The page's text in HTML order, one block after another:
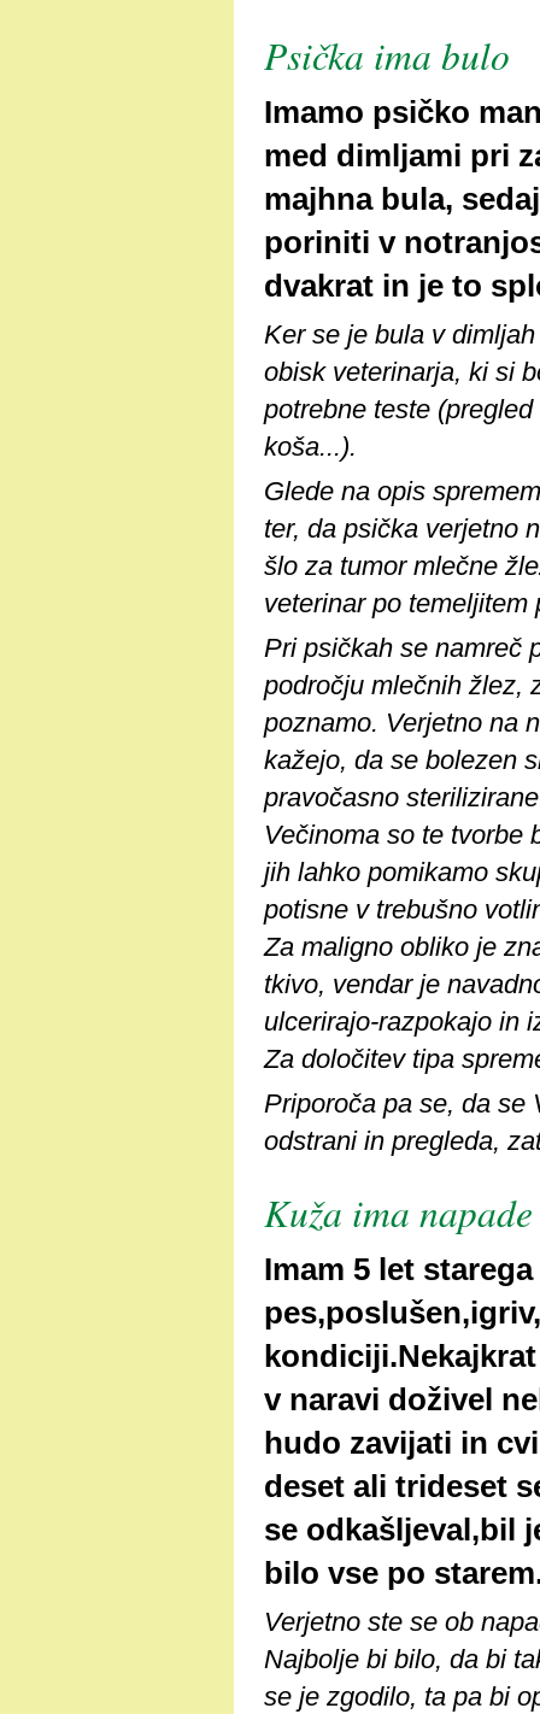
Psička ima bulo
Imamo psičko
med dimljami pri
majhna bula,
poriniti v
dvakrat in je to
Ker se je bula v
obisk veterinarja, ki si
potrebne teste
koša...).
Glede na opis
ter, da psička verjetno
šlo za tumor mlečne
veterinar po
Pri psičkah se namreč
področju mlečnih žlez,
poznamo. Verjetno na
kažejo, da se bolezen
pravočasno
Večinoma so te tvorbe
jih lahko pomikamo
potisne v trebušno
Za maligno obliko je
tkivo, vendar je
ulcerirajo-razpokajo in
Za določitev tipa
Priporoča pa se, da se
odstrani in pregleda,
Kuža ima napade
Imam 5 let
v naravi doživel
hudo zavijati in
deset ali trideset
se odkašljeval,bil
bilo vse po
Verjetno ste se ob
Najbolje bi bilo, da bi
se je zgodilo, ta pa bi